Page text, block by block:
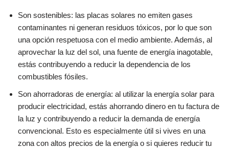
Son sostenibles: las placas solares no emiten gases
contaminantes ni generan residuos tóxicos, por lo que son
una opción respetuosa con el medio ambiente. Además, al
aprovechar la luz del sol, una fuente de energía inagotable,
estás contribuyendo a reducir la dependencia de los
combustibles fósiles.
Son ahorradoras de energía: al utilizar la energía solar para
producir electricidad, estás ahorrando dinero en tu factura de
la luz y contribuyendo a reducir la demanda de energía
convencional. Esto es especialmente útil si vives en una
zona con altos precios de la energía o si quieres reducir tu